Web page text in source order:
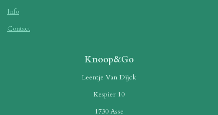
Info
Contact
Knoop&Go
Leentje Van Dijck
Kespier 10
1730 Asse